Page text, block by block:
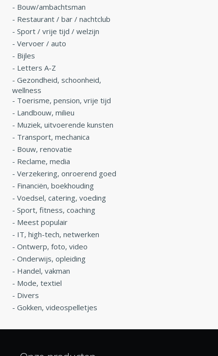
- Bouw/ambachtsman
- Restaurant / bar / nachtclub
- Sport / vrije tijd / welzijn
- Vervoer / auto
- Bijles
- Letters A-Z
- Gezondheid, schoonheid,
wellness
- Toerisme, pension, vrije tijd
- Landbouw, milieu
- Muziek, uitvoerende kunsten
- Transport, mechanica
- Bouw, renovatie
- Reclame, media
- Verzekering, onroerend goed
- Financiën, boekhouding
- Voedsel, catering, voeding
- Sport, fitness, coaching
- Meest populair
- IT, high-tech, netwerken
- Ontwerp, foto, video
- Onderwijs, opleiding
- Handel, vakman
- Mode, textiel
- Divers
- Gokken, videospelletjes